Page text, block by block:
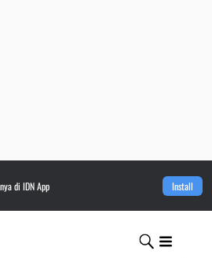
di IDN App Install